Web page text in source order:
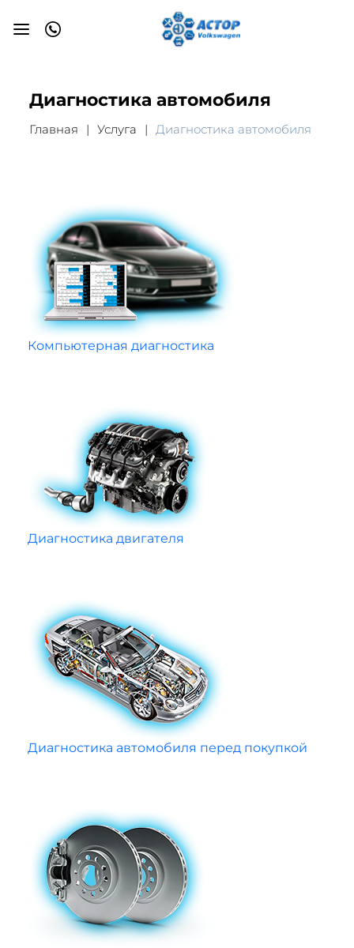
Диагностика автомобиля
Главная Услуга Диагностика автомобиля
Компьютерная диагностика
Диагностика двигателя
Диагностика автомобиля перед покупкой